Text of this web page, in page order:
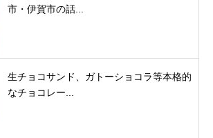
市・伊賀市の話...
生チョコサンド、ガトーショコラ等本格的
なチョコレー...